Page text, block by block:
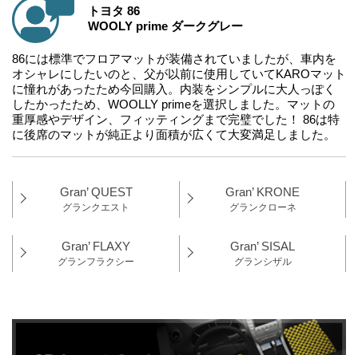
トヨタ 86
WOOLY prime ダークグレー
86には標準でフロアマットが装備されていましたが、車内を
オシャレにしたいのと、父が以前に使用していてKAROマット
に憧れがあったため今回購入。内装をシンプルに大人っぽく
したかったため、WOOLLY primeを選択しました。マットの
重厚感やデザイン、フィッティングまで完璧でした！ 86は特
に後席のマットが純正より面積が広くて大変満足しました。
Gran’ QUEST
グランクエスト
Gran’ KRONE
グランクローネ
Gran’ FLAXY
グランフラクシー
Gran’ SISAL
グランシザル